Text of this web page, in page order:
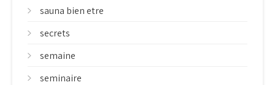
sauna bien etre
secrets
semaine
seminaire